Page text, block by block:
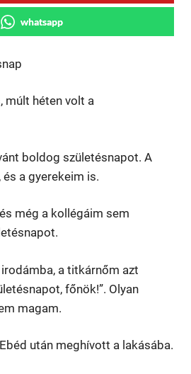
whatsapp
múlt héten volt a
boldog születésnapot. A
a gyerekeim is.
még a kollégáim sem
a titkárnőm azt
főnök!”. Olyan
magam.
után meghívott a lakásába.